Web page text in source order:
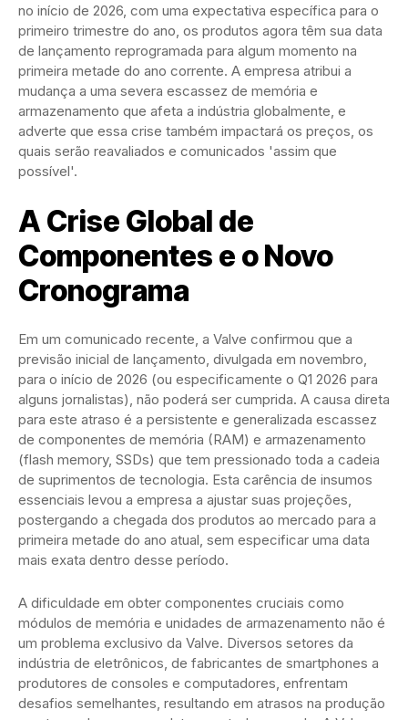
no início de 2026, com uma expectativa específica para o
primeiro trimestre do ano, os produtos agora têm sua data
de lançamento reprogramada para algum momento na
primeira metade do ano corrente. A empresa atribui a
mudança a uma severa escassez de memória e
armazenamento que afeta a indústria globalmente, e
adverte que essa crise também impactará os preços, os
quais serão reavaliados e comunicados 'assim que
possível'.
A Crise Global de
Componentes e o Novo
Cronograma
Em um comunicado recente, a Valve confirmou que a
previsão inicial de lançamento, divulgada em novembro,
para o início de 2026 (ou especificamente o Q1 2026 para
alguns jornalistas), não poderá ser cumprida. A causa direta
para este atraso é a persistente e generalizada escassez
de componentes de memória (RAM) e armazenamento
(flash memory, SSDs) que tem pressionado toda a cadeia
de suprimentos de tecnologia. Esta carência de insumos
essenciais levou a empresa a ajustar suas projeções,
postergando a chegada dos produtos ao mercado para a
primeira metade do ano atual, sem especificar uma data
mais exata dentro desse período.
A dificuldade em obter componentes cruciais como
módulos de memória e unidades de armazenamento não é
um problema exclusivo da Valve. Diversos setores da
indústria de eletrônicos, de fabricantes de smartphones a
produtores de consoles e computadores, enfrentam
desafios semelhantes, resultando em atrasos na produção